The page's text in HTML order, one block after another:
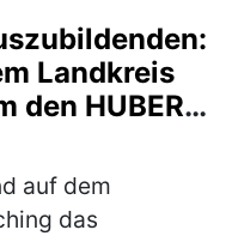
SV Pölling
Landkreis
den HUBER
auf dem
das